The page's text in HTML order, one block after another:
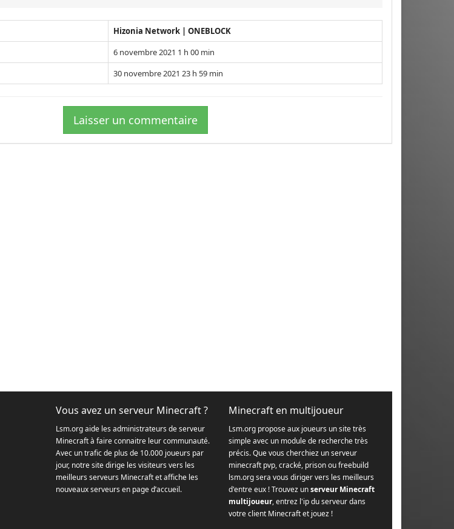
Hizonia Network | ONEBLOCK
6 novembre 2021 1 h 00 min
30 novembre 2021 23 h 59 min
Laisser un commentaire
Vous avez un serveur Minecraft ?
Lsm.org aide les administrateurs de serveur
Minecraft à faire connaitre leur communauté.
Avec un trafic de plus de 10.000 joueurs par
jour, notre site dirige les visiteurs vers les
meilleurs serveurs Minecraft et affiche les
nouveaux serveurs en page d’accueil.
Minecraft en multijoueur
Lsm.org propose aux joueurs un site très
simple avec un module de recherche très
précis. Que vous cherchiez un serveur
minecraft pvp, cracké, prison ou freebuild
lsm.org sera vous diriger vers les meilleurs
d'entre eux ! Trouvez unserveur Minecraft
multijoueur, entrez l'ip du serveur dans
votre client Minecraft et jouez !